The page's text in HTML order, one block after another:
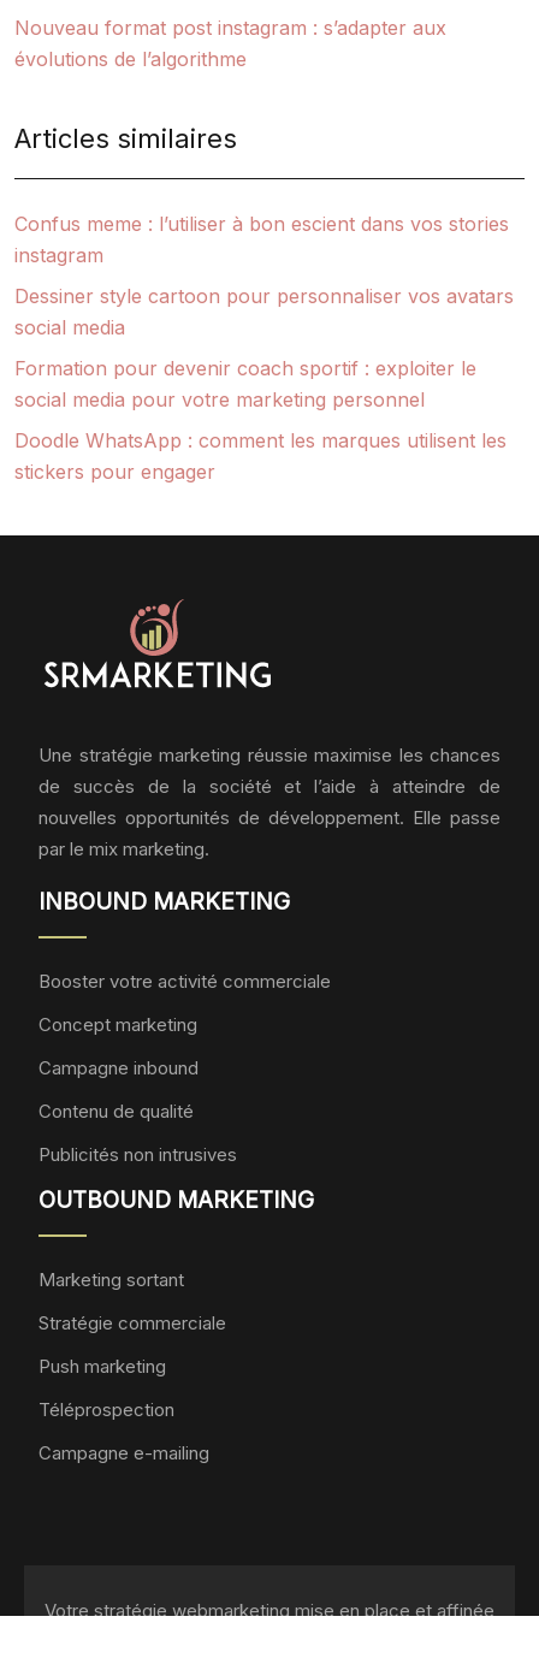
Nouveau format post instagram : s’adapter aux
évolutions de l’algorithme
Articles similaires
Confus meme : l’utiliser à bon escient dans vos stories
instagram
Dessiner style cartoon pour personnaliser vos avatars
social media
Formation pour devenir coach sportif : exploiter le
social media pour votre marketing personnel
Doodle WhatsApp : comment les marques utilisent les
stickers pour engager
Une stratégie marketing réussie maximise les chances
de succès de la société et l’aide à atteindre de
nouvelles opportunités de développement. Elle passe
par le mix marketing.
INBOUND MARKETING
Booster votre activité commerciale
Concept marketing
Campagne inbound
Contenu de qualité
Publicités non intrusives
OUTBOUND MARKETING
Marketing sortant
Stratégie commerciale
Push marketing
Téléprospection
Campagne e-mailing
Votre stratégie webmarketing mise en place et affinée